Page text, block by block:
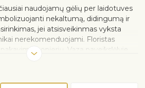
naudojamų gėlių per laidotuves
nekaltumą, didingumą ir
jei atsisveikinmas vyksta
nerekomenduojami. Floristas
popierių. Vaza paveikslėlyje